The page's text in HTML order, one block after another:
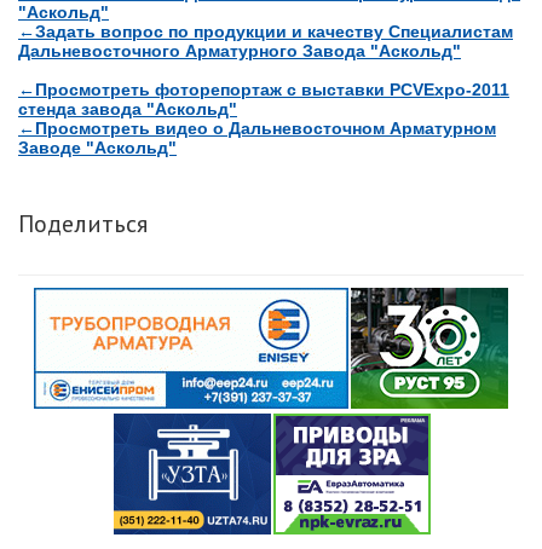
"Аскольд"
←Задать вопрос по продукции и качеству Специалистам
Дальневосточного Арматурного Завода "Аскольд"
←Просмотреть фоторепортаж с выставки PCVExpo-2011
стенда завода "Аскольд"
←Просмотреть видео о Дальневосточном Арматурном
Заводе "Аскольд"
Поделиться